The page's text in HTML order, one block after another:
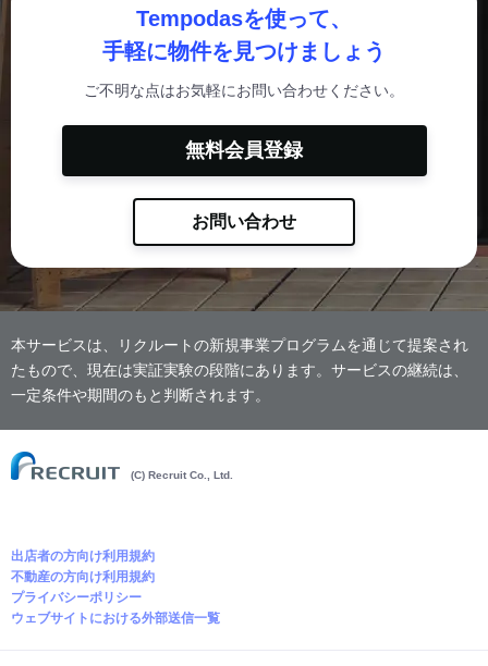
Tempodasを使って、
手軽に物件を見つけましょう
ご不明な点はお気軽にお問い合わせください。
無料会員登録
お問い合わせ
本サービスは、リクルートの新規事業プログラムを通じて提案され
たもので、現在は実証実験の段階にあります。サービスの継続は、
一定条件や期間のもと判断されます。
(C) Recruit Co., Ltd.
出店者の方向け利用規約
不動産の方向け利用規約
プライバシーポリシー
ウェブサイトにおける外部送信一覧